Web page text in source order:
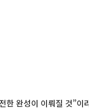
한 완성이 이뤄질 것”이